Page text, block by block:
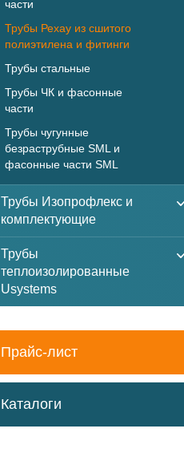
части
Трубы Рехау из сшитого
полиэтилена и фитинги
Трубы стальные
Трубы ЧК и фасонные
части
Трубы чугунные
безраструбные SML и
фасонные части SML
Трубы Изопрофлекс и
комплектующие
Трубы
теплоизолированные
Usystems
Прайс-лист
Каталоги